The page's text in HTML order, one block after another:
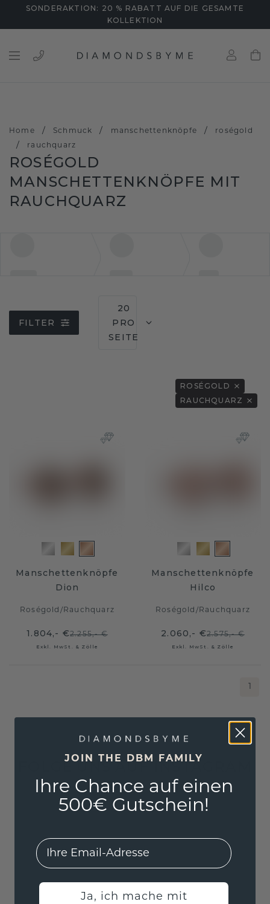
SONDERAKTION: 20 % RABATT AUF DIE GESAMTE
KOLLEKTION
Home / Schmuck / manschettenknöpfe / roségold
/ rauchquarz
ROSÉGOLD
MANSCHETTENKNÖPFE MIT
RAUCHQUARZ
FILTER
20
PRO
SEITE
ROSÉGOLD
RAUCHQUARZ
Manschettenknöpfe
Dion
Roségold / Rauchquarz
1.804,- €2.255,- €
Exkl. MwSt. & Zölle
Manschettenknöpfe
Hilco
Roségold / Rauchquarz
2.060,- €2.575,- €
Exkl. MwSt. & Zölle
1
FOLGE UNS AUF INSTAGRAM
JOIN THE DBM FAMILY
Ihre Chance auf einen
500€ Gutschein!
EMail
Ja, ich mache mit